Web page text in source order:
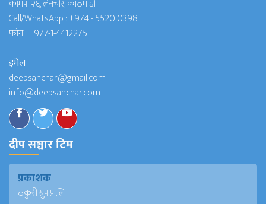
कामपा २६, लैनचौर, काठमाडौं
Call/WhatsApp :+974 - 5520 0398
फोन :+977-1-4412275
इमेल
deepsanchar@gmail.com
info@deepsanchar.com
दीप सञ्चार टिम
प्रकाशक
ठकुरी ग्रुप प्रा.लि